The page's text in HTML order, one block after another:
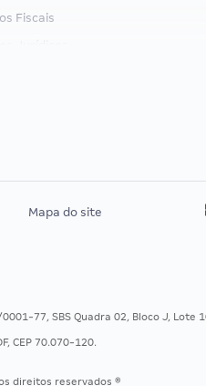
Fiscais
Multiprofissional
Mapa do site
77, SBS Quadra 02, Bloco J, Lote
CEP 70.070-120.
direitos reservados ®